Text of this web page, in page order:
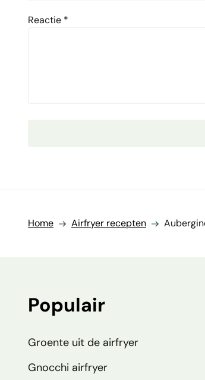
Reactie *
Home Airfryer recepten
Populair
Groente uit de airfryer
Gnocchi airfryer